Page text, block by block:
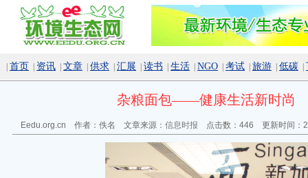
首页 资讯 文章 供求 汇展 读书 生活 NGO 考试 旅游 低碳
杂粮面包——健康生活新时尚
Eedu.org.cn 作者：佚名 文章来源： 信息时报 点击数： 446 更新时间：